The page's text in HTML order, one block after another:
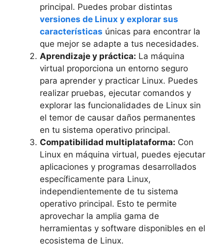
principal. Puedes probar distintas
versiones de Linux y explorar sus
características únicas para encontrar la
que mejor se adapte a tus necesidades.
Aprendizaje y práctica: La máquina
virtual proporciona un entorno seguro
para aprender y practicar Linux. Puedes
realizar pruebas, ejecutar comandos y
explorar las funcionalidades de Linux sin
el temor de causar daños permanentes
en tu sistema operativo principal.
Compatibilidad multiplataforma: Con
Linux en máquina virtual, puedes ejecutar
aplicaciones y programas desarrollados
específicamente para Linux,
independientemente de tu sistema
operativo principal. Esto te permite
aprovechar la amplia gama de
herramientas y software disponibles en el
ecosistema de Linux.